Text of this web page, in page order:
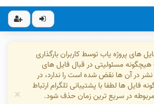
های پروژه یاب توسط کاربران بارگذاری
مسئولیتی در قبال فایل های
در آن ها نقض شده است را ندارد، در
فایل ها لطفا با پشتیبانی تلگرام ارتباط
مربوطه در سریع ترین زمان حذف شود.
×